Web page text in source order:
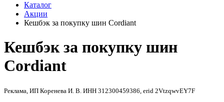
Каталог
Акции
Кешбэк за покупку шин Cordiant
Кешбэк за покупку шин
Cordiant
Реклама, ИП Коренева И. В. ИНН 312300459386, erid 2VtzqwvEY7F